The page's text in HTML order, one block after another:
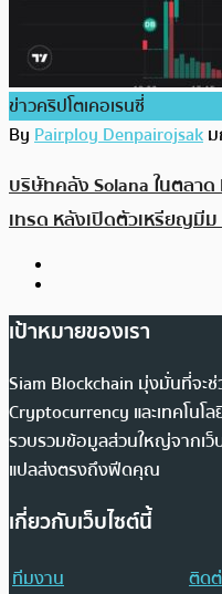
ข่าวคริปโตเคอเรนซี่
ByPairploy Denpairojsak
บริษัทคลัง Solana ในตลาด
เทรด หลังเปิดตัวเหรียญมีม
เป้าหมายของเรา
Siam Blockchain มุ่งมั่นที่จะ
Cryptocurrency และเทคโนโ
รวบรวมข้อมูลส่วนใหญ่จากเว็
แปลส่งตรงถึงฟีดคุณ
เกี่ยวกับเว็บไซต์นี้
ทีมงาน
ติด